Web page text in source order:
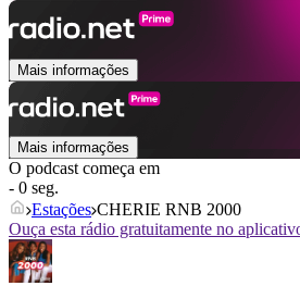
Mais informações
Mais informações
O podcast começa em
- 0 seg.
Estações CHERIE RNB 2000
Ouça esta rádio gratuitamente no